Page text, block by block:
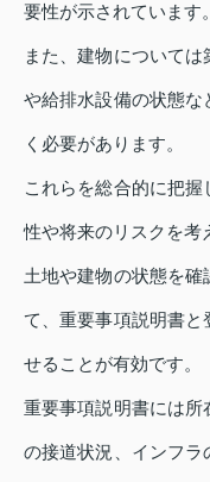
要性が示されています。
また、建物について
や給排水設備の状態な
く必要があります。
これらを総合的に把
性や将来のリスクを考
土地や建物の状態を
て、重要事項説明書と
せることが有効です。
重要事項説明書には所
の接道状況、インフ